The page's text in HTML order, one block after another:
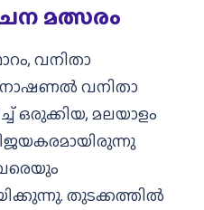
മത്സരം
വനിതാ
വനിതാ
ഒരുക്കിയ, മലയാളം
തുടക്കത്തിൽ